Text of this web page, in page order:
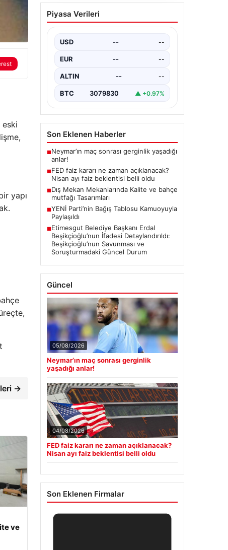
eski
yapı
→
ve
FED faiz kararı ne zaman
açıklanacak? Nisan ayı
Piyasa Verileri
USD -- --
EUR -- --
ALTIN -- --
BTC 3079830 ▲ +0.97%
Son Eklenen Haberler
■Neymar’ın maç sonrası gerginlik yaşadığı
anlar!
■FED faiz kararı ne zaman açıklanacak?
Nisan ayı faiz beklentisi belli oldu
■Dış Mekan Mekanlarında Kalite ve bahçe
mutfağı Tasarımları
■YENİ Parti’nin Bağış Tablosu Kamuoyuyla
Paylaşıldı
■Etimesgut Belediye Başkanı Erdal
Beşikçioğlu’nun İfadesi Detaylandırıldı:
Beşikçioğlu’nun Savunması ve
Soruşturmadaki Güncel Durum
Güncel
05/08/2026
Neymar’ın maç sonrası gerginlik
yaşadığı anlar!
04/08/2026
FED faiz kararı ne zaman açıklanacak?
Nisan ayı faiz beklentisi belli oldu
Son Eklenen Firmalar